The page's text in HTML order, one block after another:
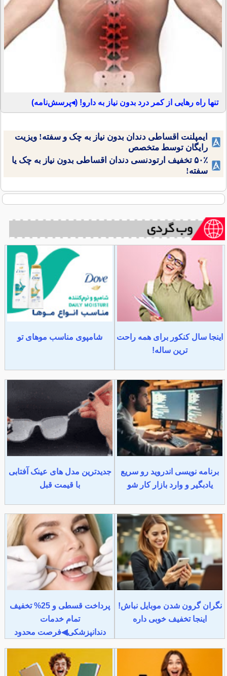
تنها راه رهایی از کمر درد بدون نیاز به دارو! (◂پرسش‌نامه)
ایمپلنت اقساطی دندان بدون نیاز به چک و سفته! ویزیت
رایگان توسط متخصص
۵۰٪ تخفیف ارتودنسی دندان اقساطی بدون نیاز به چک یا
سفته!
اینجا سال کنکور برای همه راحت
ترین ساله!
شامپوی مناسب موهای تو
برنامه نویسی اندروید رو سریع
یادبگیر و وارد بازار کار شو
جدیدترین مدل های عینک آفتابی
با قیمت قبل
نگران گرون شدن موبایل نباش!
اینجا تخفیف خوبی داره
پرداخت قسطی و 25% تخفیف
تمام خدمات
دندانپزشکی◀فرصت محدود